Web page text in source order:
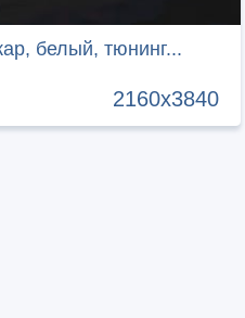
белый, тюнинг...
2160x3840